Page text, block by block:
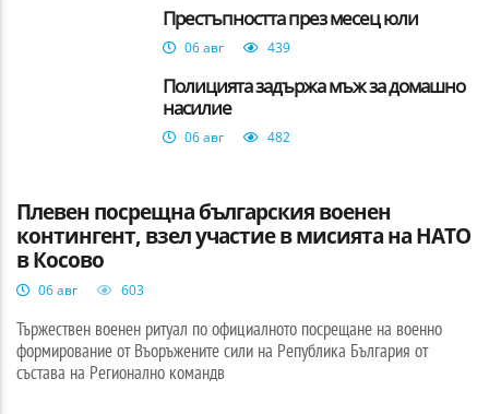
Престъпността през месец юли
06 авг 439
Полицията задържа мъж за домашно
насилие
06 авг 482
Плевен посрещна българския военен
контингент, взел участие в мисията на НАТО
в Косово
06 авг 603
Тържествен военен ритуал по официалното посрещане на военно
формирование от Въоръжените сили на Република България от
състава на Регионално командв